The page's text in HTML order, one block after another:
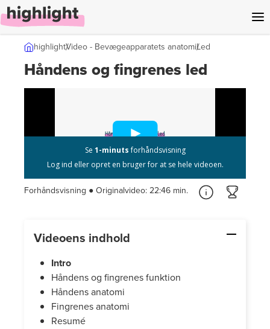
highlightVideo - Bevægeappar­atets anatomiLed
Håndens og fingrenes led
Forhåndsvisning ● Originalvideo:22:46 min.
Videoens indhold
Intro
Håndens og fingrenes funktion
Håndens anatomi
Fingrenes anatomi
Resumé